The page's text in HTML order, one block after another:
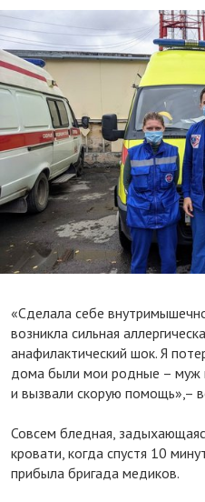
«Сделала себе
возникла сильная
анафилактический шок. Я
дома были мои родные – муж
и вызвали скорую помощь»,–
Совсем бледная,
кровати, когда спустя 10
прибыла бригада медиков.